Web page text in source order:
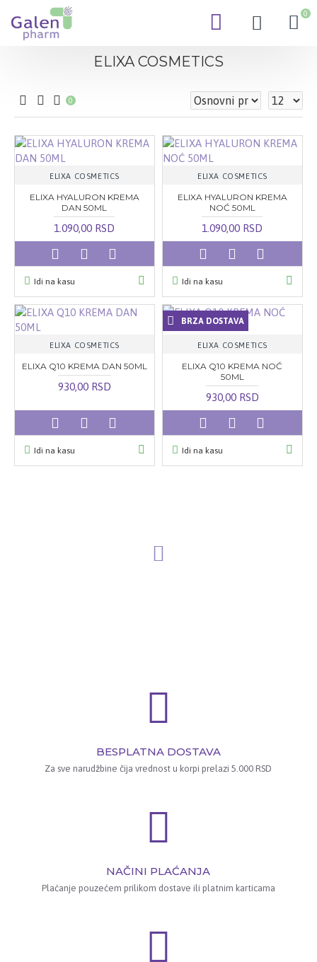
0
ELIXA COSMETICS
0
ELIXA COSMETICS
ELIXA HYALURON KREMA
DAN 50ML
1.090,00 RSD
Idi na kasu
ELIXA COSMETICS
ELIXA HYALURON KREMA
NOĆ 50ML
1.090,00 RSD
Idi na kasu
ELIXA COSMETICS
ELIXA Q10 KREMA DAN 50ML
930,00 RSD
Idi na kasu
BRZA DOSTAVA
ELIXA COSMETICS
ELIXA Q10 KREMA NOĆ
50ML
930,00 RSD
Idi na kasu
BESPLATNA DOSTAVA
Za sve narudžbine čija vrednost u korpi prelazi 5.000 RSD
NAČINI PLAĆANJA
Plaćanje pouzećem prilikom dostave ili platnim karticama